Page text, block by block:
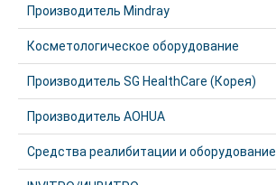
Производитель Mindray
Косметологическое оборудование
Производитель SG HealthCare (Корея)
Производитель AOHUA
Средства реалибитации и оборудование